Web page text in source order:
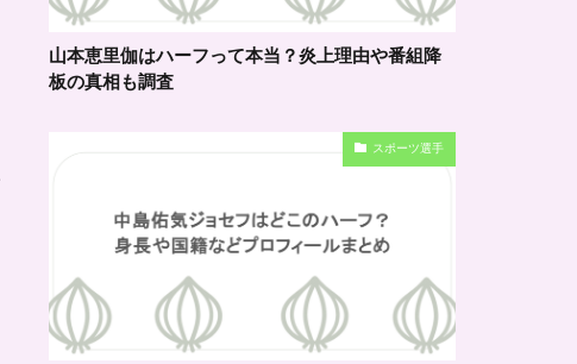
山本恵里伽はハーフって本当？炎上理由や番組降
板の真相も調査
スポーツ選手